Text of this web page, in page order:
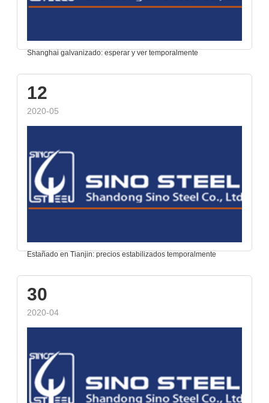
Shanghai galvanizado: esperar y ver temporalmente
12
2020-05
Estañado en Tianjin: precios estabilizados temporalmente
30
2020-04